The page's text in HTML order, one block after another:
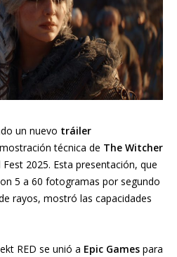
un nuevo tráiler
técnica de The Witcher
2025. Esta presentación, que
5 a 60 fotogramas por segundo
rayos, mostró las capacidades
RED se unió a Epic Games para